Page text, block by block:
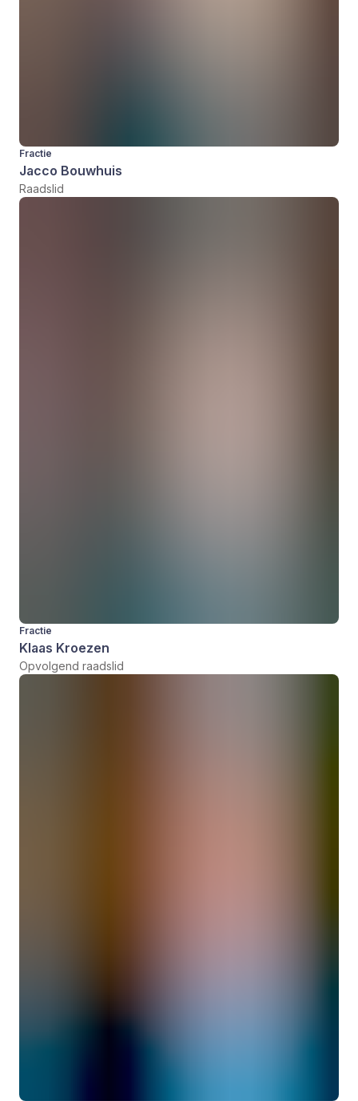
Fractie
Jacco Bouwhuis
Raadslid
Fractie
Klaas Kroezen
Opvolgend raadslid